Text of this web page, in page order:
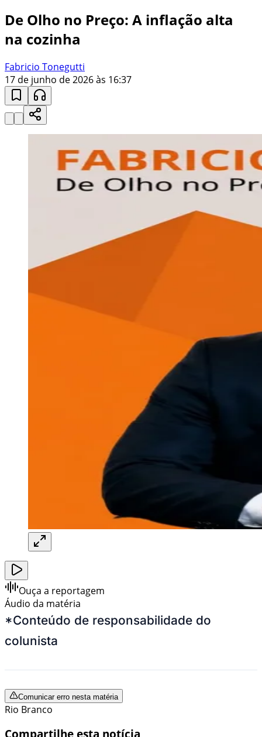
De Olho no Preço: A inflação alta
na cozinha
Fabricio Tonegutti
17 de junho de 2026 às 16:37
Ouça a reportagem
Áudio da matéria
*Conteúdo de responsabilidade do
colunista
Comunicar erro nesta matéria
Rio Branco
Compartilhe esta notícia